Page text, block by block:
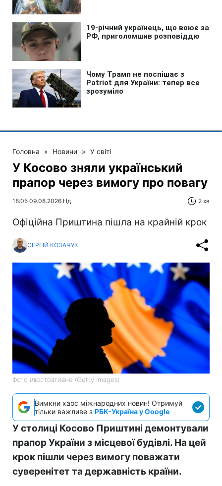
Головна » Новини » У світі
У Косово зняли український
прапор через вимогу про повагу
18:05 09.08.2026 Нд 2 хв
Офіційна Приштина пішла на крайній крок
СЕРГІЙ КОЗАЧУК
Фото ілюстративне (Getty Images)
Вимкни хаос міжнародних новин! Отримуй
тільки важливе з РБК-Україна у Google
У столиці Косово Приштині демонтували
прапор України з місцевої будівлі. На цей
крок пішли через вимогу поважати
суверенітет та державність країни.